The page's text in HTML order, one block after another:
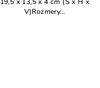
19,5 x 13,5 x 4 cm (Š x H x
V)Rozmery...